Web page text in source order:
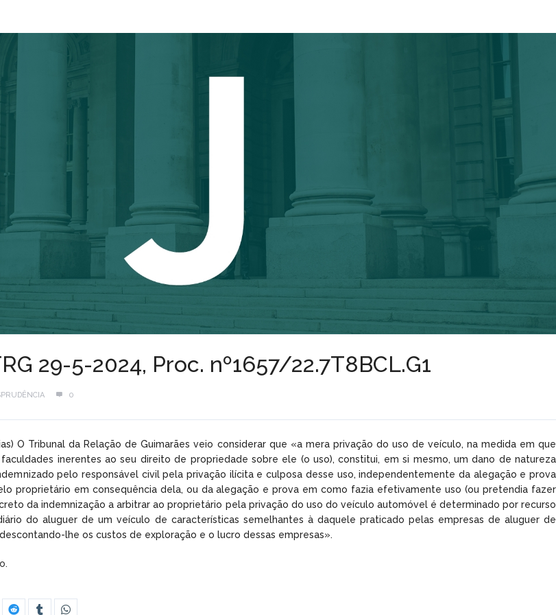
29-5-2024, Proc. nº1657/22.7T8BCL.G1
0
O Tribunal da Relação de Guimarães veio considerar que «a mera privação do uso de veículo, na medida em que
inerentes ao seu direito de propriedade sobre ele (o uso), constitui, em si mesmo, um dano de natureza
pelo responsável civil pela privação ilícita e culposa desse uso, independentemente da alegação e prova
proprietário em consequência dela, ou da alegação e prova em como fazia efetivamente uso (ou pretendia fazer
da indemnização a arbitrar ao proprietário pela privação do uso do veículo automóvel é determinado por recurso
do aluguer de um veículo de características semelhantes à daquele praticado pelas empresas de aluguer de
lhe os custos de exploração e o lucro dessas empresas».